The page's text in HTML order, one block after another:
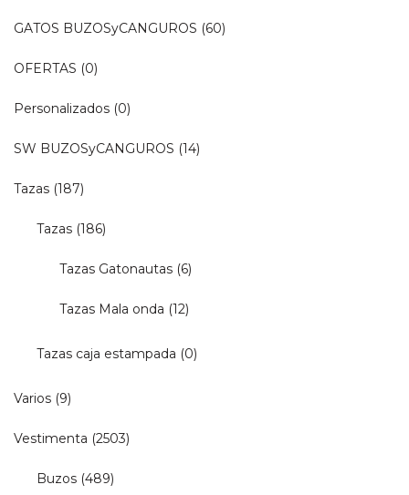
GATOS BUZOSyCANGUROS (60)
OFERTAS (0)
Personalizados (0)
SW BUZOSyCANGUROS (14)
Tazas (187)
Tazas (186)
Tazas Gatonautas (6)
Tazas Mala onda (12)
Tazas caja estampada (0)
Varios (9)
Vestimenta (2503)
Buzos (489)